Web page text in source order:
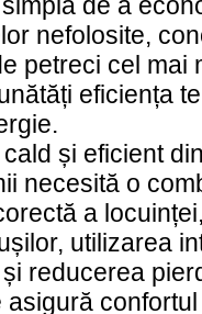
nefolosite,
petreci cel mai
eficiența
și eficient
necesită o
a
utilizarea
reducerea